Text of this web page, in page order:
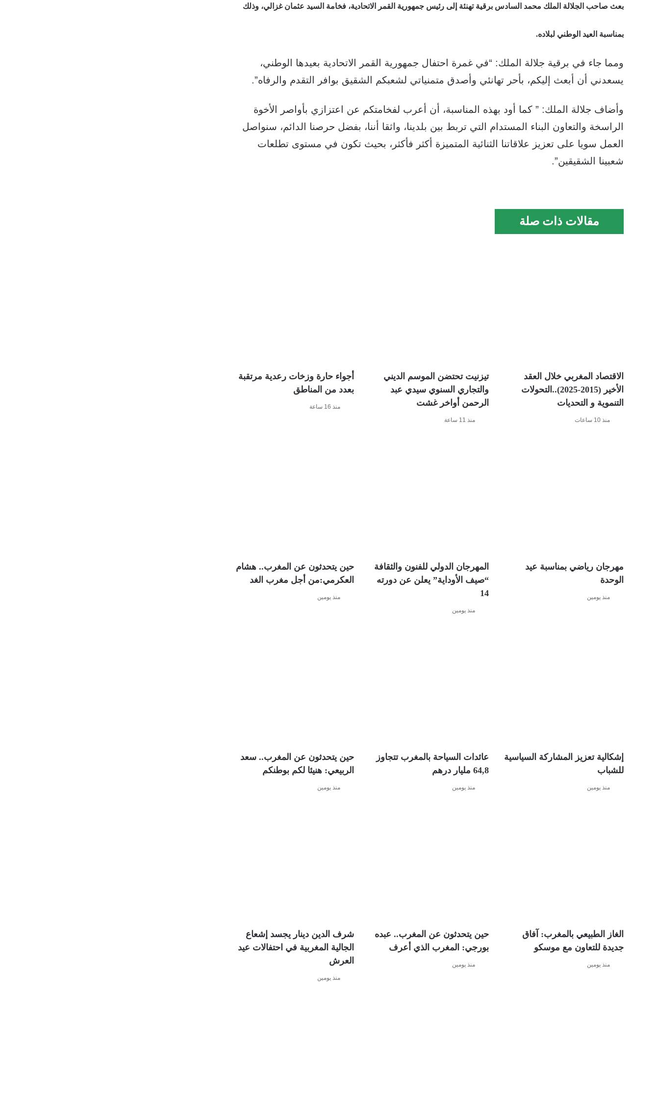
بعث صاحب الجلالة الملك محمد السادس برقية تهنئة إلى رئيس جمهورية القمر الاتحادية، فخامة السيد عثمان غزالي، وذلك
بمناسبة العيد الوطني لبلاده.
ومما جاء في برقية جلالة الملك: “في غمرة احتفال جمهورية القمر الاتحادية بعيدها الوطني،
يسعدني أن أبعث إليكم، بأحر تهانئي وأصدق متمنياتي لشعبكم الشقيق بوافر التقدم والرفاه”.
وأضاف جلالة الملك: ” كما أود بهذه المناسبة، أن أعرب لفخامتكم عن اعتزازي بأواصر الأخوة
الراسخة والتعاون البناء المستدام التي تربط بين بلدينا، واثقا أننا، بفضل حرصنا الدائم، سنواصل
العمل سويا على تعزيز علاقاتنا الثنائية المتميزة أكثر فأكثر، بحيث تكون في مستوى تطلعات
شعبينا الشقيقين”.
مقالات ذات صلة
الاقتصاد المغربي خلال العقد
الأخير (2015-2025)..التحولات
التنموية و التحديات
منذ 10 ساعات
تيزنيت تحتضن الموسم الديني
والتجاري السنوي سيدي عبد
الرحمن أواخر غشت
منذ 11 ساعة
أجواء حارة وزخات رعدية مرتقبة
بعدد من المناطق
منذ 16 ساعة
مهرجان رياضي بمناسبة عيد
الوحدة
منذ يومين
المهرجان الدولي للفنون والثقافة
“صيف الأوداية” يعلن عن دورته
14
منذ يومين
حين يتحدثون عن المغرب.. هشام
العكرمي:من أجل مغرب الغد
منذ يومين
إشكالية تعزيز المشاركة السياسية
للشباب
منذ يومين
عائدات السياحة بالمغرب تتجاوز
64,8 مليار درهم
منذ يومين
حين يتحدثون عن المغرب.. سعد
الربيعي: هنيئا لكم بوطنكم
منذ يومين
الغاز الطبيعي بالمغرب: آفاق
جديدة للتعاون مع موسكو
منذ يومين
حين يتحدثون عن المغرب.. عبده
بورجي: المغرب الذي أعرف
منذ يومين
شرف الدين دينار يجسد إشعاع
الجالية المغربية في احتفالات عيد
العرش
منذ يومين